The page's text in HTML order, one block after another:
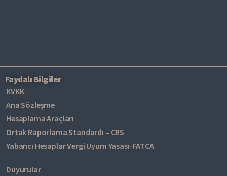
Faydalı Bilgiler
KVKK
Ana Sözleşme
Hesaplama Araçları
Ortak Raporlama Standardı – CRS
Yabancı Hesaplar Vergi Uyum Yasası-FATCA
Duyurular